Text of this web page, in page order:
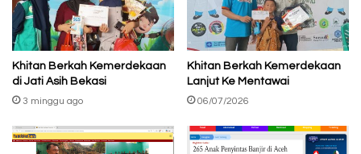
Khitan Berkah Kemerdekaan
di Jati Asih Bekasi
3 minggu ago
Khitan Berkah Kemerdekaan
Lanjut Ke Mentawai
06/07/2026